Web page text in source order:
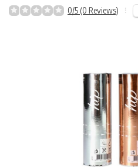
0/5 (0 Reviews)